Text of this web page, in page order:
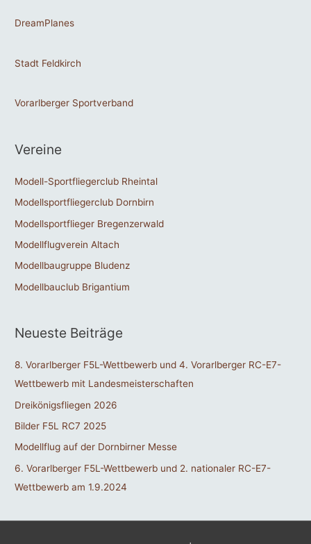
DreamPlanes
Stadt Feldkirch
Vorarlberger Sportverband
Vereine
Modell-Sportfliegerclub Rheintal
Modellsportfliegerclub Dornbirn
Modellsportflieger Bregenzerwald
Modellflugverein Altach
Modellbaugruppe Bludenz
Modellbauclub Brigantium
Neueste Beiträge
8. Vorarlberger F5L-Wettbewerb und 4. Vorarlberger RC-E7-
Wettbewerb mit Landesmeisterschaften
Dreikönigsfliegen 2026
Bilder F5L RC7 2025
Modellflug auf der Dornbirner Messe
6. Vorarlberger F5L-Wettbewerb und 2. nationaler RC-E7-
Wettbewerb am 1.9.2024